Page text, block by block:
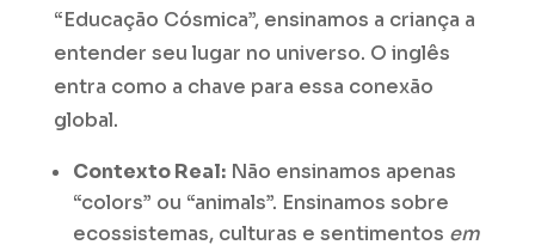
“Educação Cósmica”, ensinamos a criança a
entender seu lugar no universo. O inglês
entra como a chave para essa conexão
global.
Contexto Real:Não ensinamos apenas
“colors” ou “animals”. Ensinamos sobre
ecossistemas, culturas e sentimentos em